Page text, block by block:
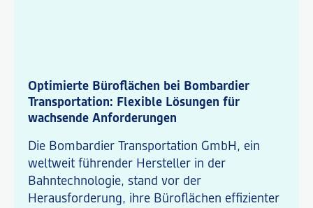
Optimierte Büroflächen bei Bombardier
Transportation: Flexible Lösungen für
wachsende Anforderungen
Die Bombardier Transportation GmbH, ein
weltweit führender Hersteller in der
Bahntechnologie, stand vor der
Herausforderung, ihre Büroflächen effizienter